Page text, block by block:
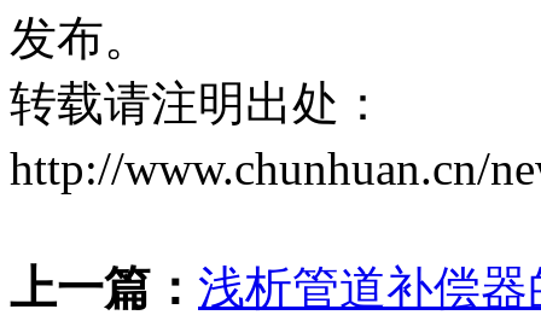
发布。
转载请注明出处：
http://www.chunhuan.cn/
上一篇： 浅析管道补偿